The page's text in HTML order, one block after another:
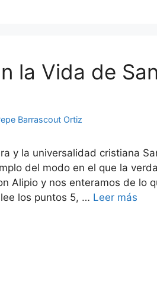
la Vida de
Barrascout Ortiz
y la universalidad cristiana
del modo en el que la
Alipio y nos enteramos de lo
los puntos 5, … Leer más